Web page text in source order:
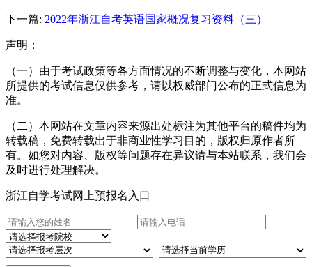
下一篇: 2022年浙江自考英语国家概况复习资料（三）
声明：
（一）由于考试政策等各方面情况的不断调整与变化，本网站
所提供的考试信息仅供参考，请以权威部门公布的正式信息为
准。
（二）本网站在文章内容来源出处标注为其他平台的稿件均为
转载稿，免费转载出于非商业性学习目的，版权归原作者所
有。如您对内容、版权等问题存在异议请与本站联系，我们会
及时进行处理解决。
浙江自学考试网上预报名入口